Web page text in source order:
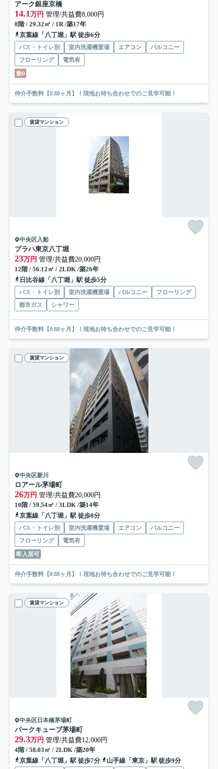
アーク銀座京橋
14.1万円 管理/共益費8,000円
8階 / 29.32㎡ / 1R /築17年
京葉線「八丁堀」駅 徒歩6分
バス・トイレ別 室内洗濯機置場 エアコン
バルコニー
フローリング
電気有
敷0
仲介手数料【0.88ヶ月】！現地お待ち合わせでのご見学可能！
賃貸マンション
中央区入船
プラハ東京八丁堀
23万円 管理/共益費20,000円
12階 / 56.12㎡ / 2LDK /築26年
日比谷線「八丁堀」駅 徒歩5分
バス・トイレ別 室内洗濯機置場 バルコニー
フローリング
都市ガス
シャワー
仲介手数料【0.88ヶ月】！現地お待ち合わせでのご見学可能！
賃貸マンション
中央区新川
ロアール茅場町
26万円 管理/共益費20,000円
10階 / 59.54㎡ / 3LDK /築14年
京葉線「八丁堀」駅 徒歩8分
バス・トイレ別 室内洗濯機置場 エアコン
バルコニー
フローリング
電気有
即入居可
仲介手数料【0.88ヶ月】！現地お待ち合わせでのご見学可能！
賃貸マンション
中央区日本橋茅場町
パークキューブ茅場町
29.3万円 管理/共益費12,000円
4階 / 58.03㎡ / 2LDK /築20年
京葉線「八丁堀」駅 徒歩7分
山手線「東京」駅 徒歩9分